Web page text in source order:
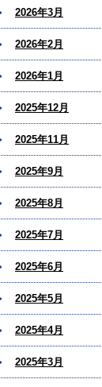
2026年3月
2026年2月
2026年1月
2025年12月
2025年11月
2025年9月
2025年8月
2025年7月
2025年6月
2025年5月
2025年4月
2025年3月